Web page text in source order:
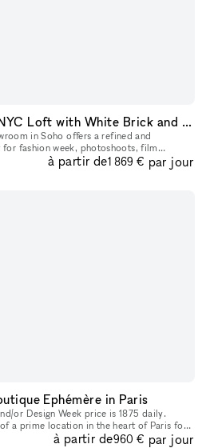
Gorgeous Authentic NYC Loft with White Brick and 15' Ceilings with Vinyl DJ Console
in Soho offers a refined and
fashion week, photoshoots, film
Set in a historic authentic New Y
à partir de1 869 € par jour
Ephémère in Paris
or Design Week price is 1875 daily.
a prime location in the heart of Paris for
space is ideal for showca
à partir de960 € par jour